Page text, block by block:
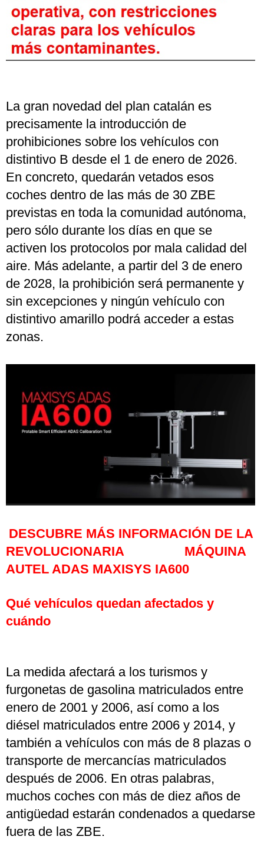
La gran novedad del plan catalán es
precisamente la introducción de
prohibiciones sobre los vehículos con
distintivo B desde el 1 de enero de 2026.
En concreto, quedarán vetados esos
coches dentro de las más de 30 ZBE
previstas en toda la comunidad autónoma,
pero sólo durante los días en que se
activen los protocolos por mala calidad del
aire. Más adelante, a partir del 3 de enero
de 2028, la prohibición será permanente y
sin excepciones y ningún vehículo con
distintivo amarillo podrá acceder a estas
zonas.
DESCUBRE MÁS INFORMACIÓN DE LA
REVOLUCIONARIA MÁQUINA
AUTEL ADAS MAXISYS IA600
Qué vehículos quedan afectados y
cuándo
La medida afectará a los turismos y
furgonetas de gasolina matriculados entre
enero de 2001 y 2006, así como a los
diésel matriculados entre 2006 y 2014, y
también a vehículos con más de 8 plazas o
transporte de mercancías matriculados
después de 2006. En otras palabras,
muchos coches con más de diez años de
antigüedad estarán condenados a quedarse
fuera de las ZBE.